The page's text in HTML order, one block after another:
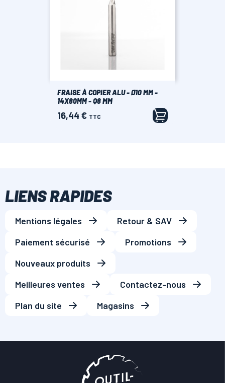
FRAISE À COPIER ALU - Ø10 MM -
14X80MM - Q8 MM
Prix
16,44 € TTC
LIENS RAPIDES
Mentions légales
Retour & SAV
Paiement sécurisé
Promotions
Nouveaux produits
Meilleures ventes
Contactez-nous
Plan du site
Magasins